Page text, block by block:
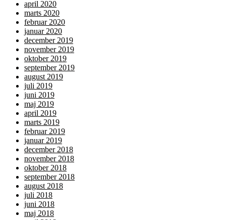
april 2020
marts 2020
februar 2020
januar 2020
december 2019
november 2019
oktober 2019
september 2019
august 2019
juli 2019
juni 2019
maj 2019
april 2019
marts 2019
februar 2019
januar 2019
december 2018
november 2018
oktober 2018
september 2018
august 2018
juli 2018
juni 2018
maj 2018